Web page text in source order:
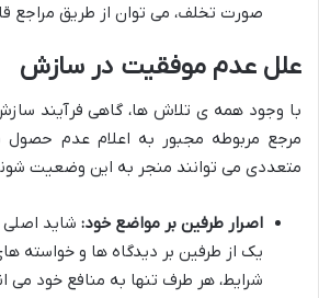
صورت تخلف، می توان از طریق مراجع
علل عدم موفقیت در سازش
با وجود همه ی تلاش ها، گاهی فرآیند
مرجع مربوطه مجبور به اعلام عدم
متعددی می توانند منجر به این وضعیت
اصرار طرفین بر مواضع خود: شاید اصلی
یک از طرفین بر دیدگاه ها و خواسته
شرایط، هر طرف تنها به منافع خود می